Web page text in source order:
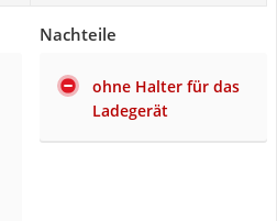
Nachteile
ohne Halter für das
Ladegerät